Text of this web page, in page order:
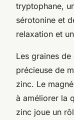
tryptophane,
sérotonine et
relaxation et
Les graines
précieuse de
zinc. Le
à améliorer la
zinc joue un